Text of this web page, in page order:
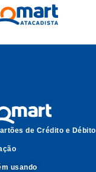
de Crédito e Débito
usando